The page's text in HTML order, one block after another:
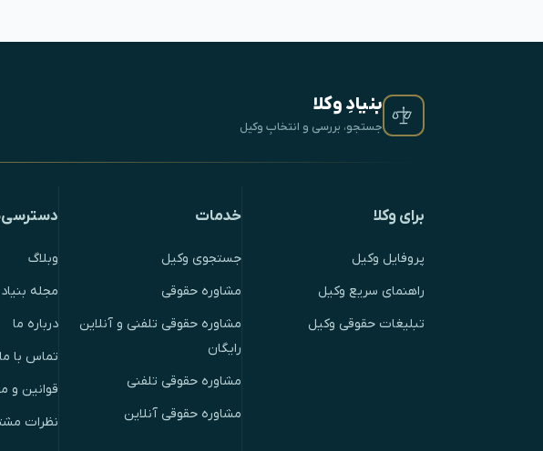
بنیادِ وکلا
جستجو، بررسی و انتخابِ وکیل
برای وکلا
پروفایل وکیل
راهنمای سریع وکیل
تبلیغات حقوقی وکیل
خدمات
جستجوی وکیل
مشاوره حقوقی
مشاوره حقوقی تلفنی و آنلاین
رایگان
مشاوره حقوقی تلفنی
مشاوره حقوقی آنلاین
وبلاگ
مجله بنیاد
درباره ما
تماس با ما
قوانین و
نظرات